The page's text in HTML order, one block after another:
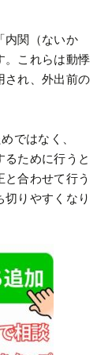
内関（ないか
。これらは動悸
され、外出前の
ではなく、
るために行うと
合わせて行う
切りやすくなり